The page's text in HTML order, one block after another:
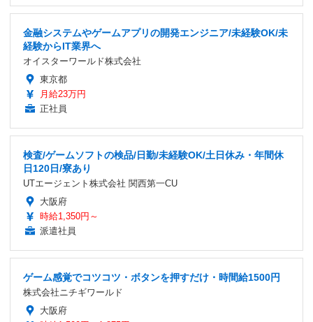
金融システムやゲームアプリの開発エンジニア/未経験OK/未
経験からIT業界へ
オイスターワールド株式会社
東京都
月給23万円
正社員
検査/ゲームソフトの検品/日勤/未経験OK/土日休み・年間休
日120日/寮あり
UTエージェント株式会社 関西第一CU
大阪府
時給1,350円～
派遣社員
ゲーム感覚でコツコツ・ボタンを押すだけ・時間給1500円
株式会社ニチギワールド
大阪府